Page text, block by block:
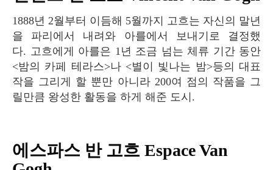
1888년 2월부터 이듬해 5월까지 고흐는 자신의 말년
을 파리에서 내려와 아를에서 보내기로 결정했
다. 고흐에게 아를은 1년 조금 넘는 체류 기간 동안
<밤의 카페 테라스>나 <별이 빛나는 밤>등의 대표
작을 그리게 할 뿐만 아니라 200여 점의 작품을 그
릴만큼 왕성한 활동을 하게 해준 도시.
에스파스 반 고흐 Espace Van